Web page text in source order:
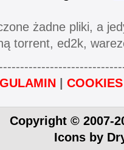
żadne pliki, a
torrent, ed2k,
COOKIES
Copyright © 2007-
Icons by